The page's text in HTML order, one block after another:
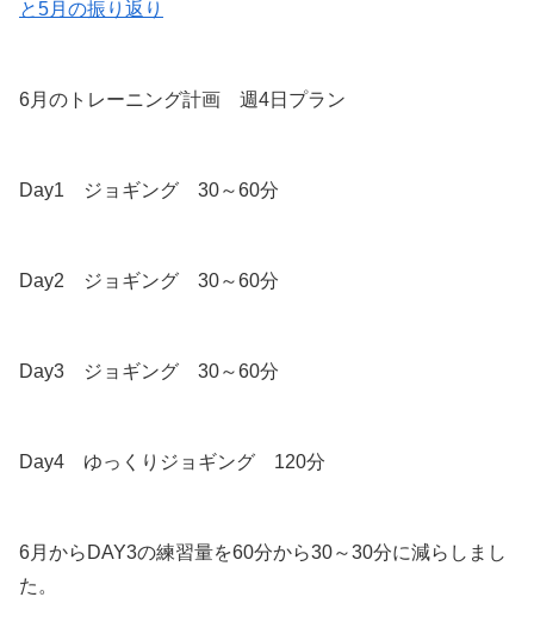
と5月の振り返り
6月のトレーニング計画 週4日プラン
Day1 ジョギング 30～60分
Day2 ジョギング 30～60分
Day3 ジョギング 30～60分
Day4 ゆっくりジョギング 120分
6月からDAY3の練習量を60分から30～30分に減らしまし
た。